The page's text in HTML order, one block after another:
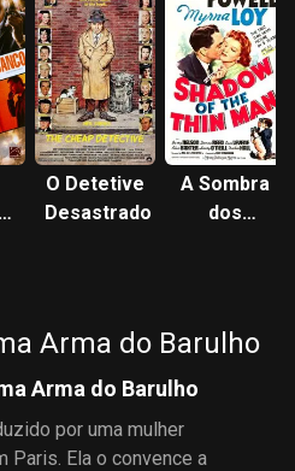
O Detetive
Desastrado
A Sombra
dos
Arma do Barulho
Arma do Barulho
por uma mulher
Paris. Ela o convence a